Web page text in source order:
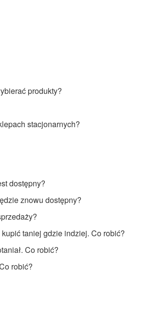
produkty?
stacjonarnych?
dostępny?
znowu dostępny?
taniej gdzie indziej. Co robić?
Co robić?
robić?